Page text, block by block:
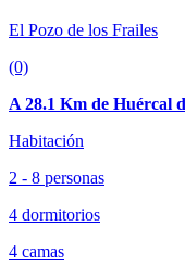
El Pozo de los Frailes
(0)
A 28.1 Km de Huércal
Habitación
2 - 8 personas
4 dormitorios
4 camas